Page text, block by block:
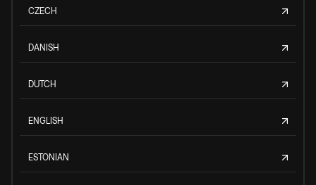
CZECH
DANISH
DUTCH
ENGLISH
ESTONIAN